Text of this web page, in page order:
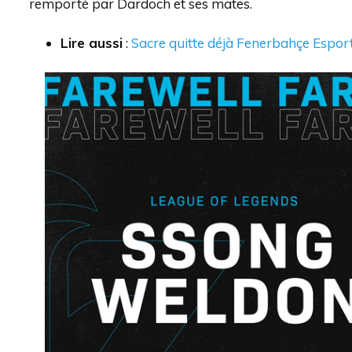
remporté par Dardoch et ses mates.
Lire aussi:Sacre quitte déjà Fenerbahçe